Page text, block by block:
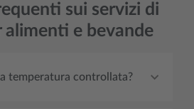
sui servizi di
alimenti e bevande
temperatura controllata?